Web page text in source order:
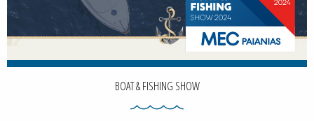
BOAT & FISHING SHOW